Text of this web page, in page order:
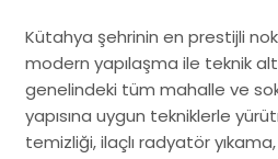
Kütahya şehrinin en prestijli
modern yapılaşma ile teknik
genelindeki tüm mahalle ve
yapısına uygun tekniklerle
temizliği, ilaçlı radyatör